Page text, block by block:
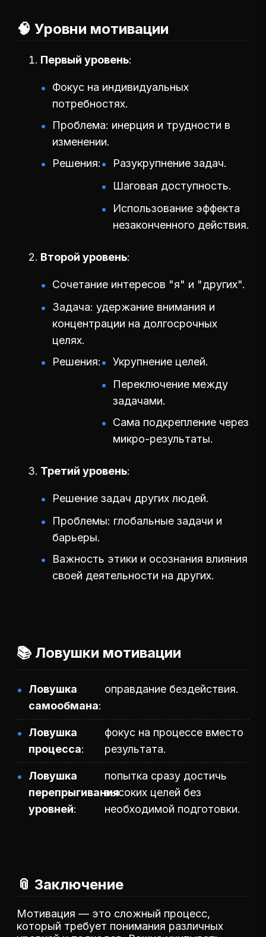
🧠 Уровни мотивации
Первый уровень
Фокус на индивидуальных
потребностях.
Проблема: инерция и трудности в
изменении.
Решения:
Разукрупнение задач.
Шаговая доступность.
Использование эффекта
незаконченного действия.
Второй уровень
Сочетание интересов "я" и "других".
Задача: удержание внимания и
концентрации на долгосрочных
целях.
Решения:
Укрупнение целей.
Переключение между
задачами.
Сама подкрепление через
микро-результаты.
Третий уровень
Решение задач других людей.
Проблемы: глобальные задачи и
барьеры.
Важность этики и осознания влияния
своей деятельности на других.
📚 Ловушки мотивации
Ловушка
самообмана
оправдание бездействия.
Ловушка
процесса
фокус на процессе вместо
результата.
Ловушка
перепрыгивания
уровней
попытка сразу достичь
высоких целей без
необходимой подготовки.
📎 Заключение
Мотивация — это сложный процесс,
который требует понимания различных